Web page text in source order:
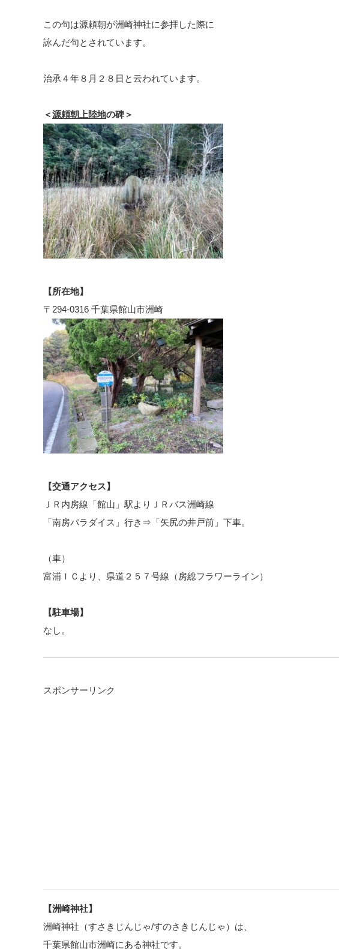
この句は源頼朝が洲崎神社に参拝した際に
詠んだ句とされています。
治承４年８月２８日と云われています。
＜源頼朝上陸地の碑＞
【所在地】
〒294-0316 千葉県館山市洲崎
【交通アクセス】
ＪＲ内房線「館山」駅よりＪＲバス洲崎線
「南房パラダイス」行き⇒「矢尻の井戸前」下車。
（車）
富浦ＩＣより、県道２５７号線（房総フラワーライン）
【駐車場】
なし。
スポンサーリンク
【洲崎神社】
洲崎神社（すさきじんじゃ/すのさきじんじゃ）は、
千葉県館山市洲崎にある神社です。